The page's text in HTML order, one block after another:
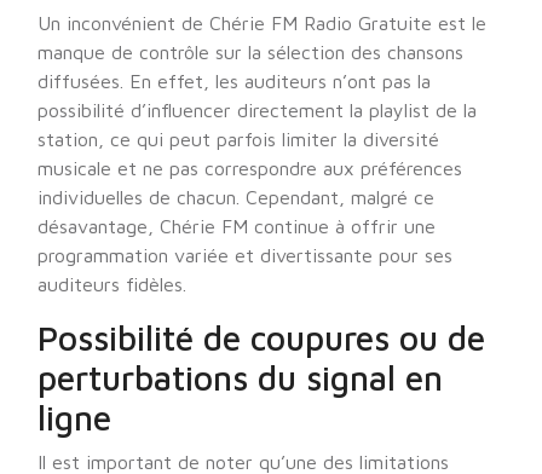
Un inconvénient de Chérie FM Radio Gratuite est le
manque de contrôle sur la sélection des chansons
diffusées. En effet, les auditeurs n’ont pas la
possibilité d’influencer directement la playlist de la
station, ce qui peut parfois limiter la diversité
musicale et ne pas correspondre aux préférences
individuelles de chacun. Cependant, malgré ce
désavantage, Chérie FM continue à offrir une
programmation variée et divertissante pour ses
auditeurs fidèles.
Possibilité de coupures ou de
perturbations du signal en
ligne
Il est important de noter qu’une des limitations